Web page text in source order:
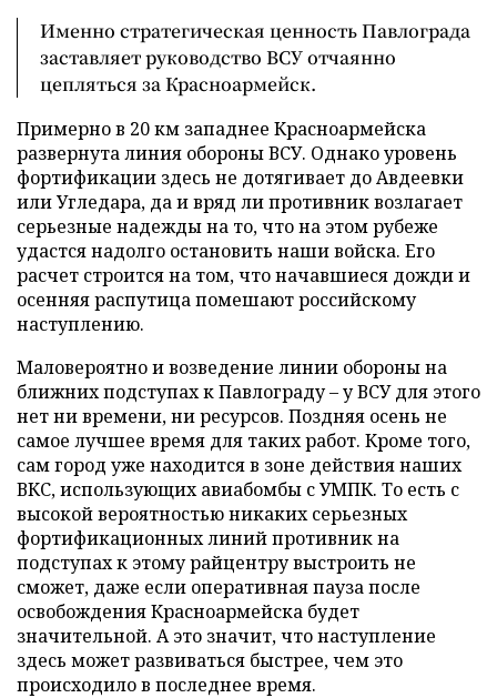
Именно стратегическая ценность Павлограда
заставляет руководство ВСУ отчаянно
цепляться за Красноармейск.
Примерно в 20 км западнее Красноармейска
развернута линия обороны ВСУ. Однако уровень
фортификации здесь не дотягивает до Авдеевки
или Угледара, да и вряд ли противник возлагает
серьезные надежды на то, что на этом рубеже
удастся надолго остановить наши войска. Его
расчет строится на том, что начавшиеся дожди и
осенняя распутица помешают российскому
наступлению.
Маловероятно и возведение линии обороны на
ближних подступах к Павлограду – у ВСУ для этого
нет ни времени, ни ресурсов. Поздняя осень не
самое лучшее время для таких работ. Кроме того,
сам город уже находится в зоне действия наших
ВКС, использующих авиабомбы с УМПК. То есть с
высокой вероятностью никаких серьезных
фортификационных линий противник на
подступах к этому райцентру выстроить не
сможет, даже если оперативная пауза после
освобождения Красноармейска будет
значительной. А это значит, что наступление
здесь может развиваться быстрее, чем это
происходило в последнее время.